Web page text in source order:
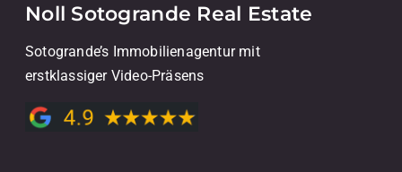
Noll Sotogrande Real Estate
Sotogrande’s Immobilienagentur mit
erstklassiger Video-Präsens